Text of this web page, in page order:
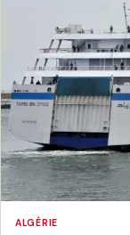
ALGÉRIE